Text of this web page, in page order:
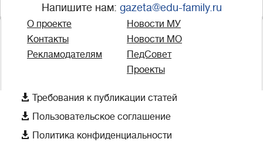
Напишите нам: gazeta@edu-family.ru
О проекте
Контакты
Рекламодателям
Новости МУ
Новости МО
ПедСовет
Проекты
 Требования к публикации статей
 Пользовательское соглашение
 Политика конфиденциальности